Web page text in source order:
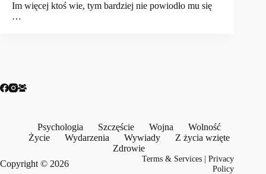
Im więcej ktoś wie, tym bardziej nie powiodło mu się
…
Psychologia Szczęście Wojna
Wolność
Życie
Wydarzenia Wywiady
Z życia wzięte
Zdrowie
Copyright © 2026
Terms & Services |Privacy
Policy